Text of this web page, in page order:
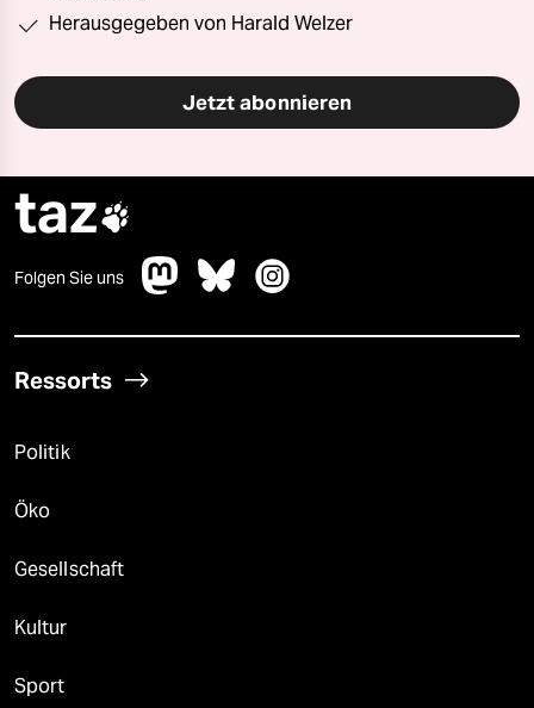
Herausgegeben von Harald Welzer
Jetzt abonnieren
taz
Folgen Sie uns
Ressorts
Politik
Öko
Gesellschaft
Kultur
Sport